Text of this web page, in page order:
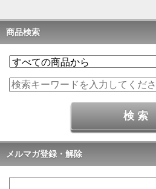
商品検索
メルマガ登録・解除